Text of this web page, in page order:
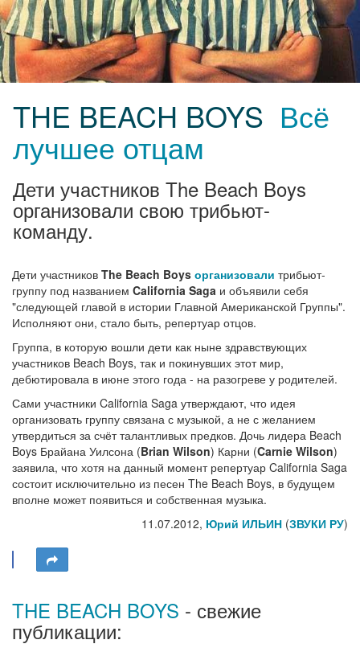
THE BEACH BOYS Всё
лучшее отцам
Дети участников The Beach Boys
организовали свою трибьют-
команду.
Дети участников The Beach Boys организовали трибьют-
группу под названием California Saga и объявили себя
"следующей главой в истории Главной Американской Группы".
Исполняют они, стало быть, репертуар отцов.
Группа, в которую вошли дети как ныне здравствующих
участников Beach Boys, так и покинувших этот мир,
дебютировала в июне этого года - на разогреве у родителей.
Сами участники California Saga утверждают, что идея
организовать группу связана с музыкой, а не с желанием
утвердиться за счёт талантливых предков. Дочь лидера Beach
Boys Брайана Уилсона (Brian Wilson) Карни (Carnie Wilson)
заявила, что хотя на данный момент репертуар California Saga
состоит исключительно из песен The Beach Boys, в будущем
вполне может появиться и собственная музыка.
11.07.2012, Юрий ИЛЬИН (ЗВУКИ РУ)
THE BEACH BOYS - свежие
публикации: